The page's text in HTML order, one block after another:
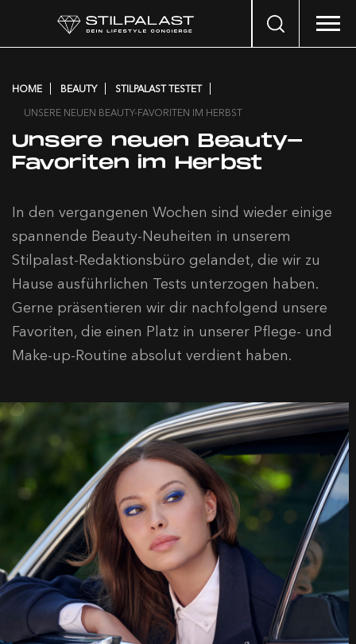
Search
HOME BEAUTY
STILPALAST TESTET
UNSERE NEUEN BEAUTY-FAVORITEN IM HERBST
Unsere neuen Beauty-
Favoriten im Herbst
In den vergangenen Wochen sind wieder einige
spannende Beauty-Neuheiten in unserem
Stilpalast-Redaktionsbüro gelandet, die wir zu
Hause ausführlichen Tests unterzogen haben.
Gerne präsentieren wir dir nachfolgend unsere
Favoriten, die einen Platz in unserer Pflege- und
Make-up-Routine absolut verdient haben.